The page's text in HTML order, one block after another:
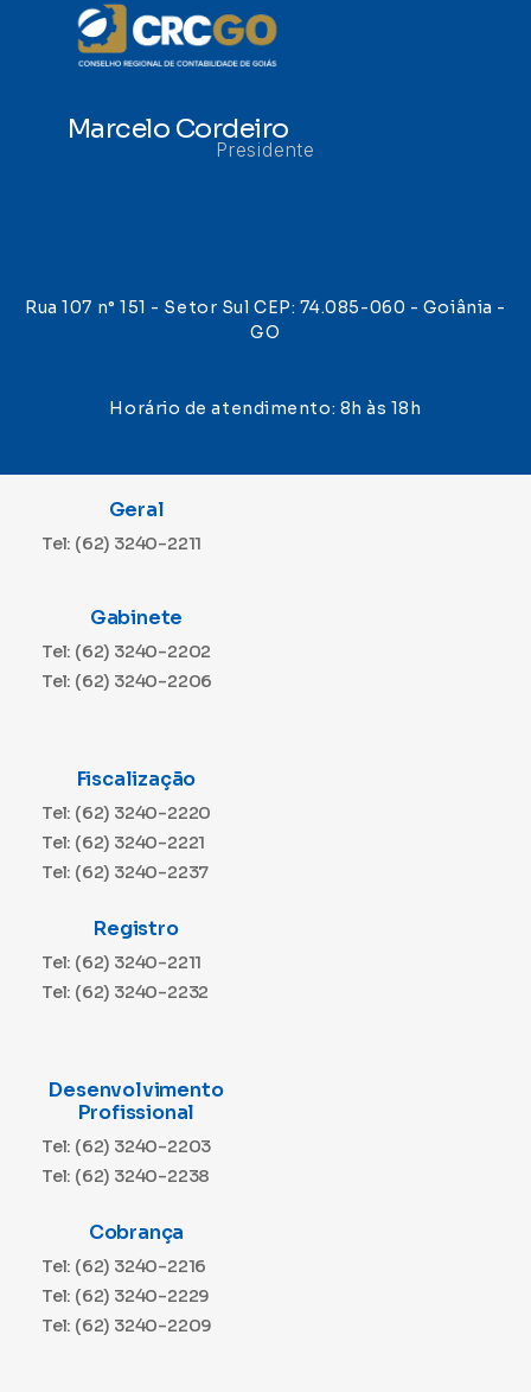
Marcelo Cordeiro
Presidente
Rua 107 n° 151 - Setor Sul CEP: 74.085-060 - Goiânia -
GO
Horário de atendimento: 8h às 18h
Geral
Tel: (62) 3240-2211
Gabinete
Tel: (62) 3240-2202
Tel: (62) 3240-2206
Fiscalização
Tel: (62) 3240-2220
Tel: (62) 3240-2221
Tel: (62) 3240-2237
Registro
Tel: (62) 3240-2211
Tel: (62) 3240-2232
Desenvolvimento
Profissional
Tel: (62) 3240-2203
Tel: (62) 3240-2238
Cobrança
Tel: (62) 3240-2216
Tel: (62) 3240-2229
Tel: (62) 3240-2209